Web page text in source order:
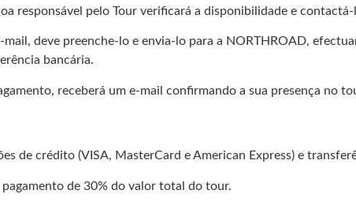
responsável pelo Tour verificará a disponibilidade e
deve preenche-lo e envia-lo para a NORTHROAD,
bancária.
receberá um e-mail confirmando a sua presença no
de crédito (VISA, MasterCard e American Express) e
de 30% do valor total do tour.